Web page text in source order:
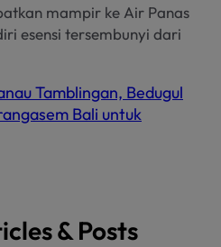
mampir ke Air Panas
esensi tersembunyi dari
Tamblingan, Bedugul
Bali untuk
& Posts